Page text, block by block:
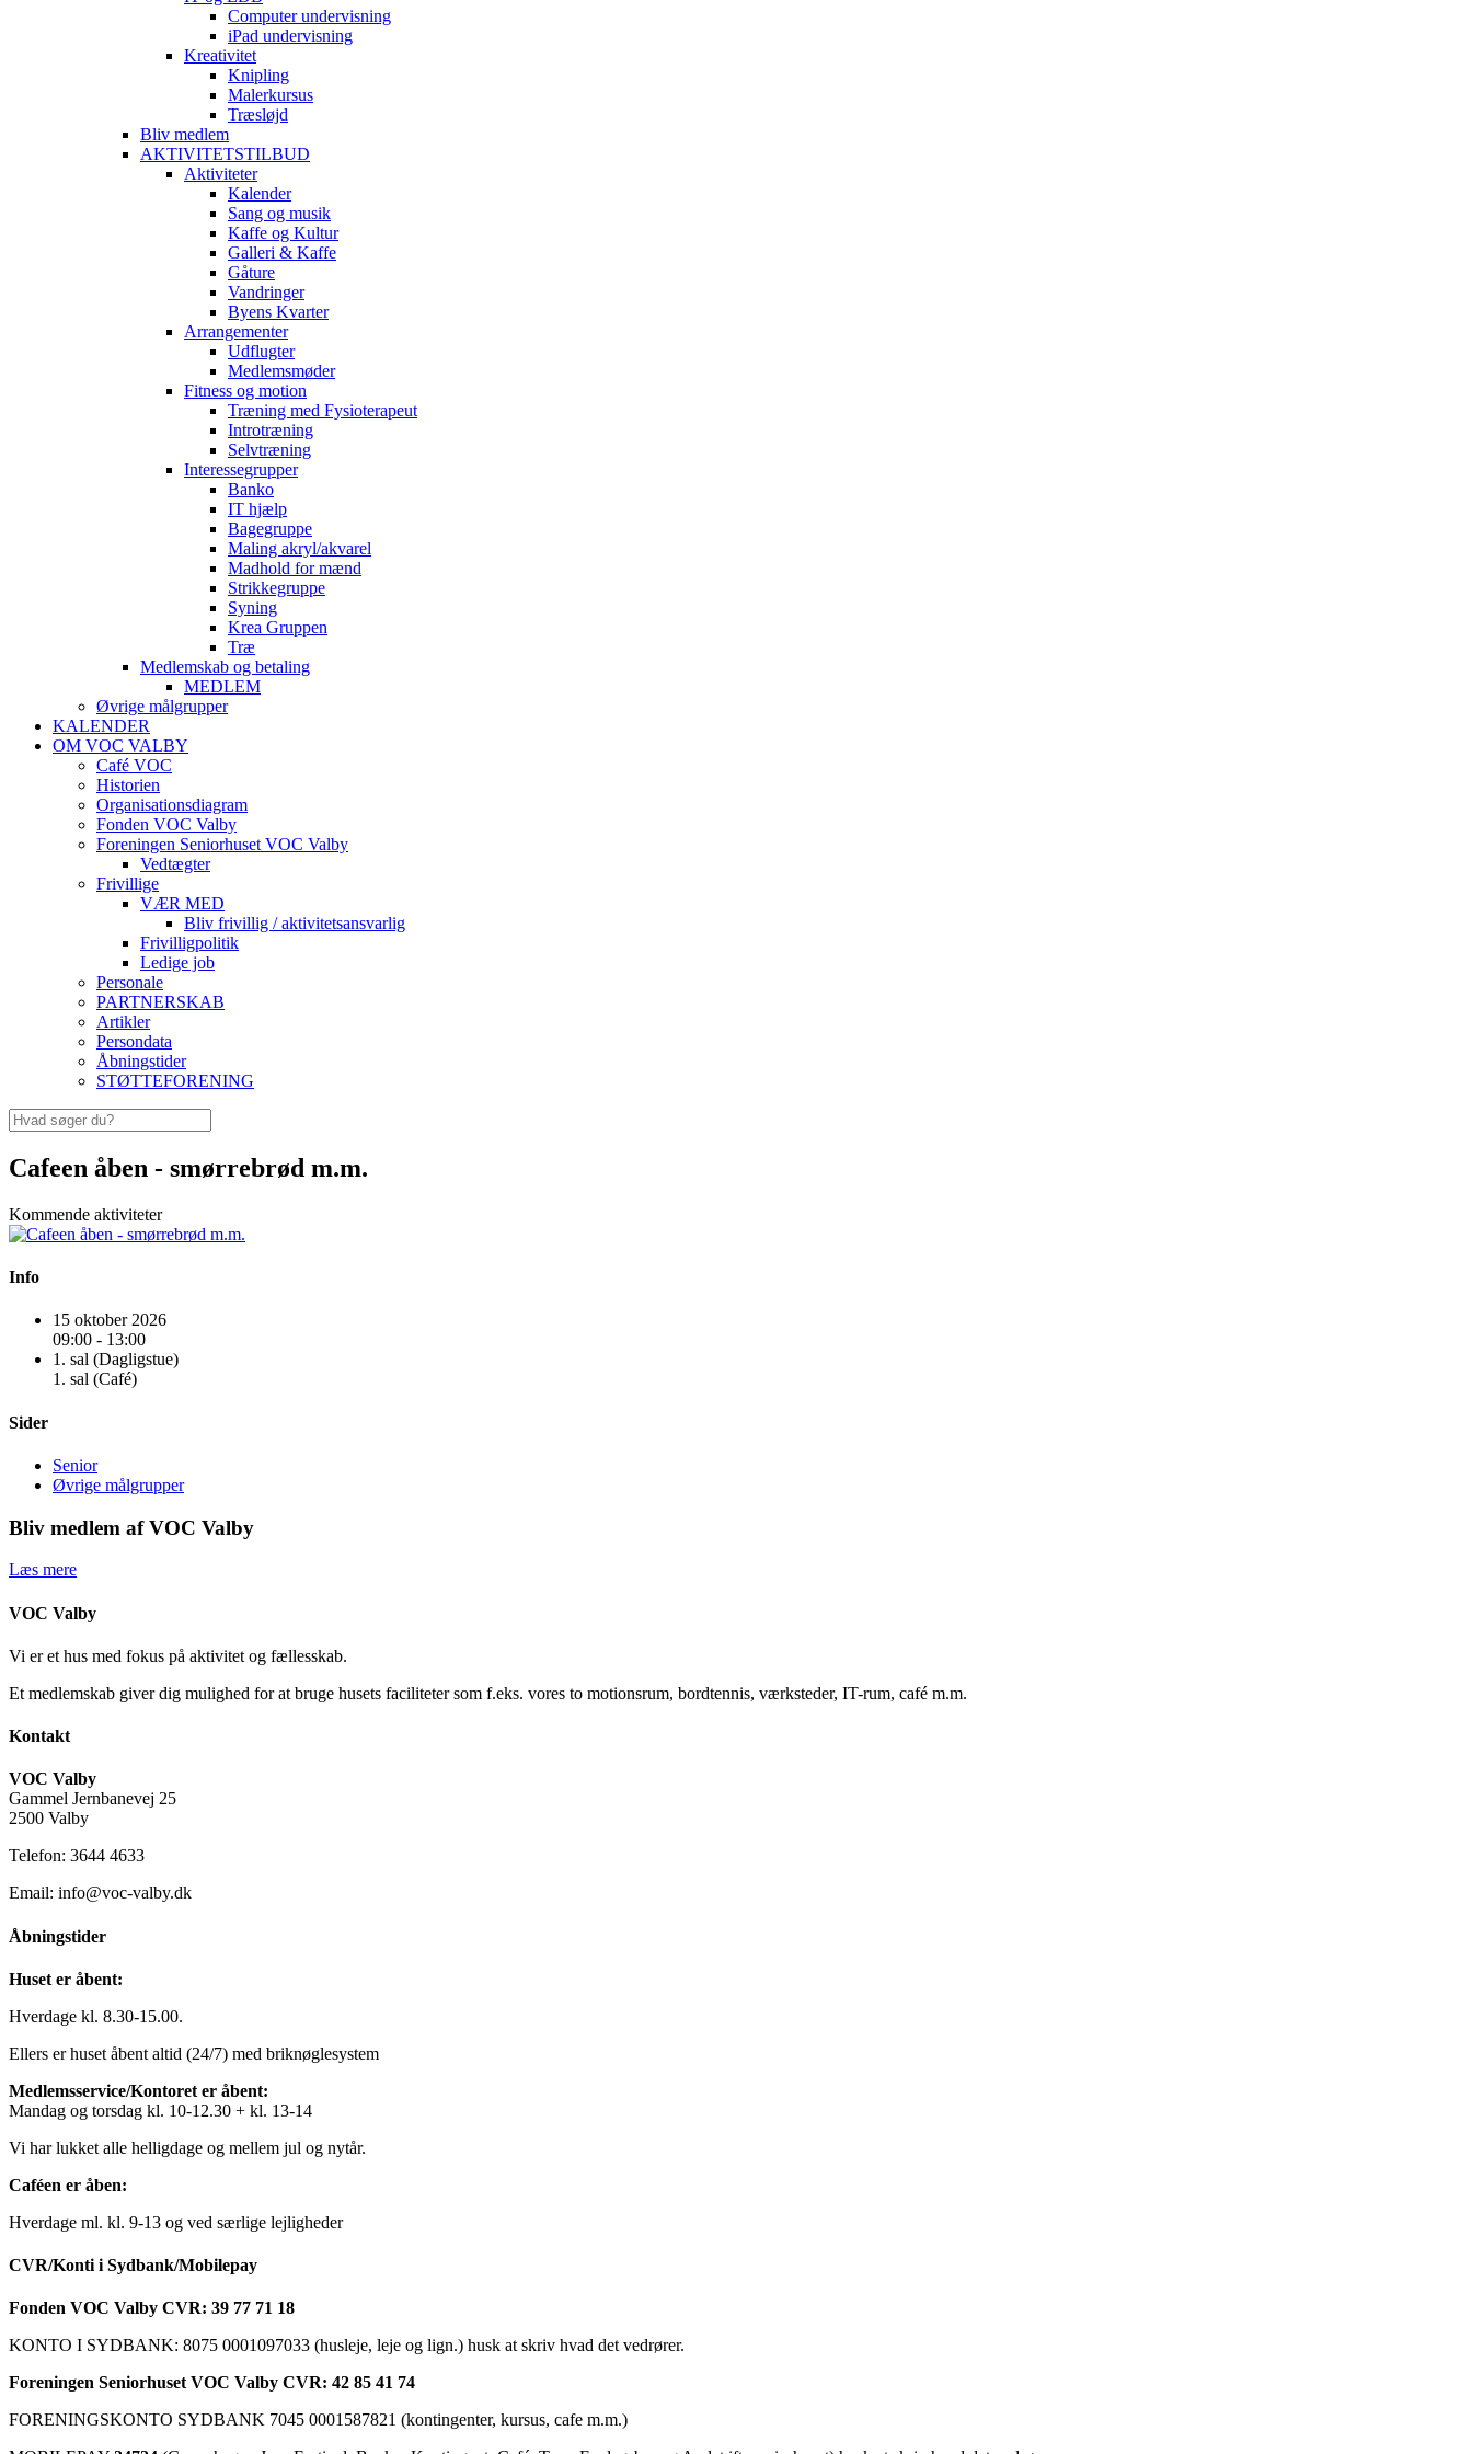
Computer undervisning
iPad undervisning
Kreativitet
Knipling
Malerkursus
Træsløjd
Bliv medlem
AKTIVITETSTILBUD
Aktiviteter
Kalender
Sang og musik
Kaffe og Kultur
Galleri & Kaffe
Gåture
Vandringer
Byens Kvarter
Arrangementer
Udflugter
Medlemsmøder
Fitness og motion
Træning med Fysioterapeut
Introtræning
Selvtræning
Interessegrupper
Banko
IT hjælp
Bagegruppe
Maling akryl/akvarel
Madhold for mænd
Strikkegruppe
Syning
Krea Gruppen
Træ
Medlemskab og betaling
MEDLEM
Øvrige målgrupper
KALENDER
OM VOC VALBY
Café VOC
Historien
Organisationsdiagram
Fonden VOC Valby
Foreningen Seniorhuset VOC Valby
Vedtægter
Frivillige
VÆR MED
Bliv frivillig / aktivitetsansvarlig
Frivilligpolitik
Ledige job
Personale
PARTNERSKAB
Artikler
Persondata
Åbningstider
STØTTEFORENING
Cafeen åben - smørrebrød m.m.
Kommende aktiviteter
Info
15 oktober 2026
09:00 - 13:00
1. sal (Dagligstue)
1. sal (Café)
Sider
Senior
Øvrige målgrupper
Bliv medlem af VOC Valby
Læs mere
VOC Valby
Vi er et hus med fokus på aktivitet og fællesskab.
Et medlemskab giver dig mulighed for at bruge husets faciliteter som f.eks. vores to motionsrum, bordtennis, værksteder, IT-rum, café m.m.
Kontakt
VOC Valby
Gammel Jernbanevej 25
2500 Valby
Telefon: 3644 4633
Email: info@voc-valby.dk
Åbningstider
Huset er åbent:
Hverdage kl. 8.30-15.00.
Ellers er huset åbent altid (24/7) med briknøglesystem
Medlemsservice/Kontoret er åbent:
Mandag og torsdag kl. 10-12.30 + kl. 13-14
Vi har lukket alle helligdage og mellem jul og nytår.
Caféen er åben:
Hverdage ml. kl. 9-13 og ved særlige lejligheder
CVR/Konti i Sydbank/Mobilepay
Fonden VOC Valby CVR: 39 77 71 18
KONTO I SYDBANK: 8075 0001097033 (husleje, leje og lign.) husk at skriv hvad det vedrører.
Foreningen Seniorhuset VOC Valby CVR: 42 85 41 74
FORENINGSKONTO SYDBANK 7045 0001587821 (kontingenter, kursus, cafe m.m.)